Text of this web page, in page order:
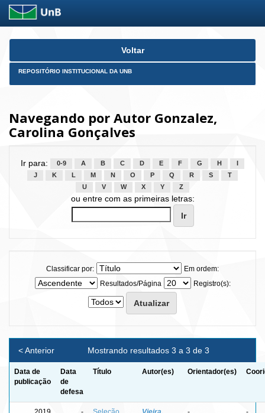
Skip
Voltar
REPOSITÓRIO INSTITUCIONAL DA UNB
Navegando por Autor Gonzalez,
Carolina Gonçalves
Ir para: 0-9 A B C D E F G H
J
K L M N O P Q R S
T
U
V W X Y Z
ou entre com as primeiras letras:
Classificar por:
Em ordem:
Resultados/Página
Registro(s):
Mostrando resultados 3 a 3 de 3
< Anterior
Data de
publicação
Data
de
defesa
Título Autor(es) Orientador(es)